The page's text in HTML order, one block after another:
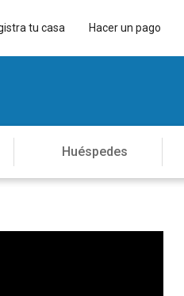
tu casa Hacer un pago